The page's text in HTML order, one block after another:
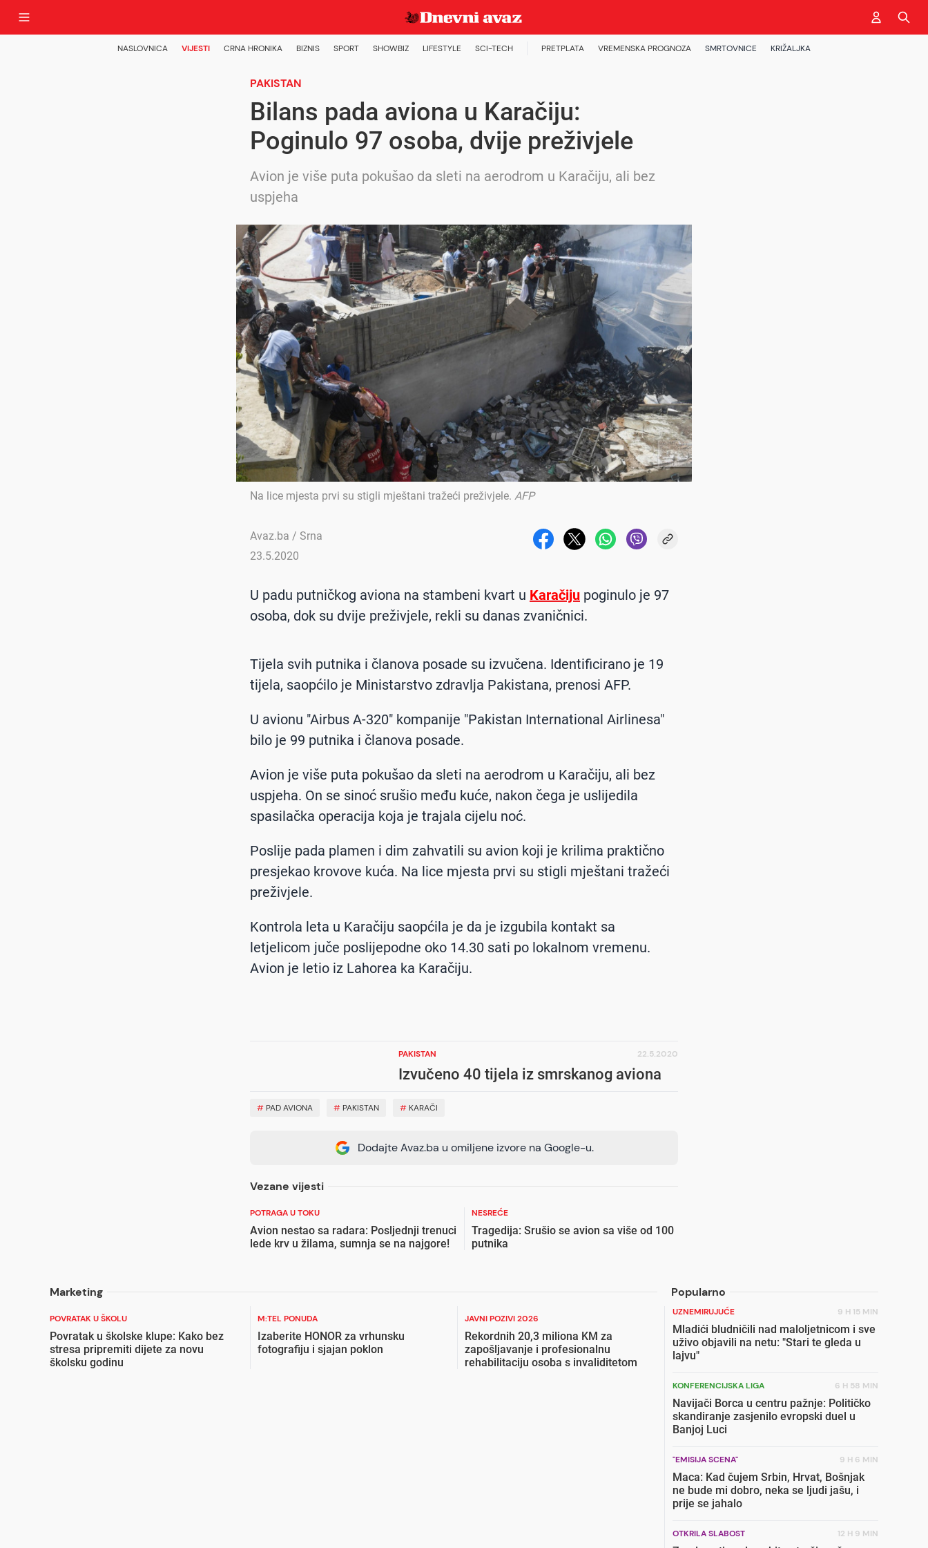
NASLOVNICA VIJESTI CRNA HRONIKA BIZNIS SPORT SHOWBIZ LIFESTYLE SCI-TECH PRETPLATA VREMENSKA PROGNOZA SMRTOVNICE KRIŽALJKA
PAKISTAN
Bilans pada aviona u Karačiju:
Poginulo 97 osoba, dvije preživjele
Avion je više puta pokušao da sleti na aerodrom u Karačiju, ali bez
uspjeha
Na lice mjesta prvi su stigli mještani tražeći preživjele. AFP
Avaz.ba / Srna
23.5.2020
U padu putničkog aviona na stambeni kvart u Karačiju poginulo je 97
osoba, dok su dvije preživjele, rekli su danas zvaničnici.
Tijela svih putnika i članova posade su izvučena. Identificirano je 19
tijela, saopćilo je Ministarstvo zdravlja Pakistana, prenosi AFP.
U avionu "Airbus A-320" kompanije "Pakistan International Airlinesa"
bilo je 99 putnika i članova posade.
Avion je više puta pokušao da sleti na aerodrom u Karačiju, ali bez
uspjeha. On se sinoć srušio među kuće, nakon čega je uslijedila
spasilačka operacija koja je trajala cijelu noć.
Poslije pada plamen i dim zahvatili su avion koji je krilima praktično
presjekao krovove kuća. Na lice mjesta prvi su stigli mještani tražeći
preživjele.
Kontrola leta u Karačiju saopćila je da je izgubila kontakt sa
letjelicom juče poslijepodne oko 14.30 sati po lokalnom vremenu.
Avion je letio iz Lahorea ka Karačiju.
PAKISTAN 22.5.2020
Izvučeno 40 tijela iz smrskanog aviona
# PAD AVIONA # PAKISTAN # KARAČI
Dodajte Avaz.ba u omiljene izvore na Google-u.
Vezane vijesti
POTRAGA U TOKU
Avion nestao sa radara: Posljednji trenuci
lede krv u žilama, sumnja se na najgore!
NESREĆE
Tragedija: Srušio se avion sa više od 100
putnika
Marketing Popularno
POVRATAK U ŠKOLU
Povratak u školske klupe: Kako bez
stresa pripremiti dijete za novu
školsku godinu
M:TEL PONUDA
Izaberite HONOR za vrhunsku
fotografiju i sjajan poklon
JAVNI POZIVI 2026
Rekordnih 20,3 miliona KM za
zapošljavanje i profesionalnu
rehabilitaciju osoba s invaliditetom
UZNEMIRUJUĆE 9 H 15 MIN
Mladići bludničili nad maloljetnicom i sve
uživo objavili na netu: "Stari te gleda u
lajvu"
KONFERENCIJSKA LIGA 6 H 58 MIN
Navijači Borca u centru pažnje: Političko
skandiranje zasjenilo evropski duel u
Banjoj Luci
"EMISIJA SCENA" 9 H 6 MIN
Maca: Kad čujem Srbin, Hrvat, Bošnjak
ne bude mi dobro, neka se ljudi jašu, i
prije se jahalo
OTKRILA SLABOST 12 H 9 MIN